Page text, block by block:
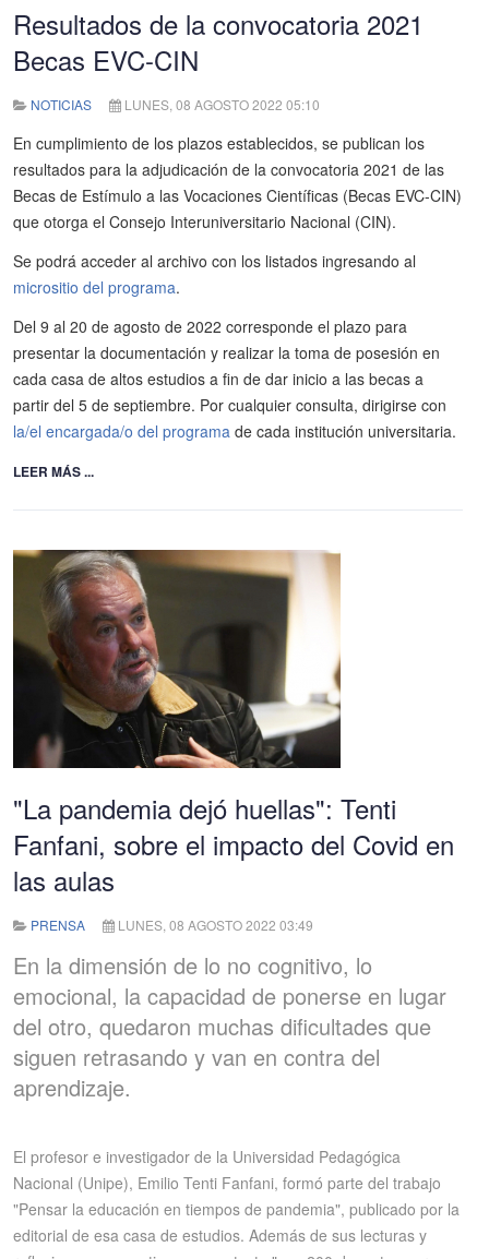
Resultados de la convocatoria 2021
Becas EVC-CIN
NOTICIAS LUNES, 08 AGOSTO 2022 05:10
En cumplimiento de los plazos establecidos, se publican los
resultados para la adjudicación de la convocatoria 2021 de las
Becas de Estímulo a las Vocaciones Científicas (Becas EVC-CIN)
que otorga el Consejo Interuniversitario Nacional (CIN).
Se podrá acceder al archivo con los listados ingresando al
micrositio del programa.
Del 9 al 20 de agosto de 2022 corresponde el plazo para
presentar la documentación y realizar la toma de posesión en
cada casa de altos estudios a fin de dar inicio a las becas a
partir del 5 de septiembre. Por cualquier consulta, dirigirse con
la/el encargada/o del programa de cada institución universitaria.
LEER MÁS ...
"La pandemia dejó huellas": Tenti
Fanfani, sobre el impacto del Covid en
las aulas
PRENSA LUNES, 08 AGOSTO 2022 03:49
En la dimensión de lo no cognitivo, lo
emocional, la capacidad de ponerse en lugar
del otro, quedaron muchas dificultades que
siguen retrasando y van en contra del
aprendizaje.
El profesor e investigador de la Universidad Pedagógica
Nacional (Unipe), Emilio Tenti Fanfani, formó parte del trabajo
"Pensar la educación en tiempos de pandemia", publicado por la
editorial de esa casa de estudios. Además de sus lecturas y